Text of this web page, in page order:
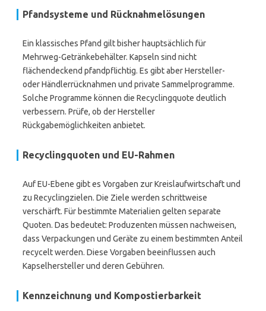
Pfandsysteme und Rücknahmelösungen
Ein klassisches Pfand gilt bisher hauptsächlich für
Mehrweg-Getränkebehälter. Kapseln sind nicht
flächendeckend pfandpflichtig. Es gibt aber Hersteller-
oder Händlerrücknahmen und private Sammelprogramme.
Solche Programme können die Recyclingquote deutlich
verbessern. Prüfe, ob der Hersteller
Rückgabemöglichkeiten anbietet.
Recyclingquoten und EU-Rahmen
Auf EU-Ebene gibt es Vorgaben zur Kreislaufwirtschaft und
zu Recyclingzielen. Die Ziele werden schrittweise
verschärft. Für bestimmte Materialien gelten separate
Quoten. Das bedeutet: Produzenten müssen nachweisen,
dass Verpackungen und Geräte zu einem bestimmten Anteil
recycelt werden. Diese Vorgaben beeinflussen auch
Kapselhersteller und deren Gebühren.
Kennzeichnung und Kompostierbarkeit